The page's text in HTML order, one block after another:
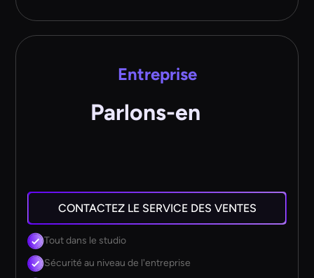
Entreprise
Parlons-en
CONTACTEZ LE SERVICE DES VENTES
Tout dans le studio
Sécurité au niveau de l'entreprise